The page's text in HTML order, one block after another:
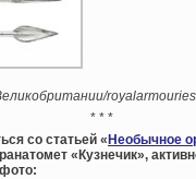
* * *
со статьей «Необычное
«Кузнечик»,